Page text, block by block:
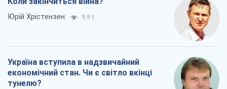
Юрій Хрістензен 9,9 т.
Україна вступила в надзвичайний
економічний стан. Чи є світло вкінці
тунелю?